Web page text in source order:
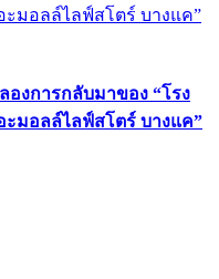
งการกลับมาของ “โรง
ะมอลล์ไลฟ์สโตร์ บางแค”